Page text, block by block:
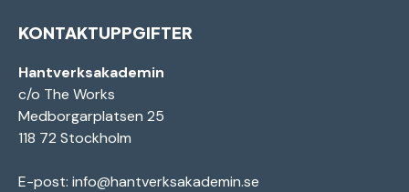
KONTAKTUPPGIFTER
Hantverksakademin
c/o The Works
Medborgarplatsen 25
118 72 Stockholm
E-post: info@hantverksakademin.se